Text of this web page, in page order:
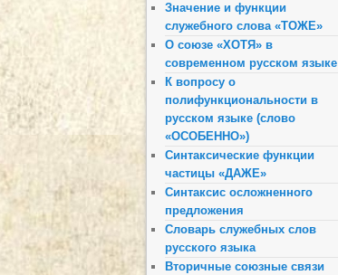
Значение и функции
служебного слова «ТОЖЕ»
О союзе «ХОТЯ» в
современном русском языке
К вопросу о
полифункциональности в
русском языке (слово
«ОСОБЕННО»)
Синтаксические функции
частицы «ДАЖЕ»
Синтаксис осложненного
предложения
Словарь служебных слов
русского языка
Вторичные союзные связи